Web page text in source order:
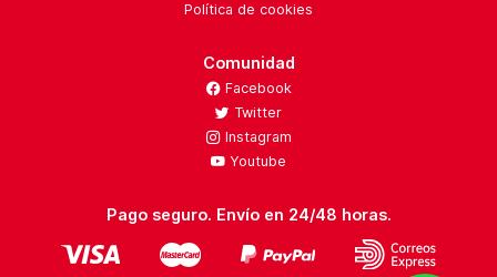
Política de cookies
Comunidad
Facebook
Twitter
Instagram
Youtube
Pago seguro. Envío en 24/48 horas.